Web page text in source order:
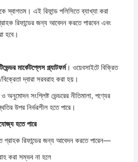
এই রিফান্ড পলিসিতে ব্যাখ্যা করা
রিফান্ডের জন্য আবেদন করতে পারবেন এবং
হবে।
মার্কেটপ্লেসপ্ল্যাটফর্ম। ওয়েবসাইটে বিক্রিত
দ্বারা সরবরাহ করা হয়।
অনুমোদন সংশ্লিষ্ট ভেন্ডরের নীতিমালা, পণ্যের
উপর নির্ভরশীল হতে পারে।
হতেপারে
গ্রাহক রিফান্ডের জন্য আবেদন করতে পারেন—
করা সম্ভব না হলে